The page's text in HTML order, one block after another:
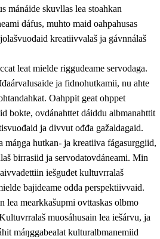
ja ehtalaš diđolašvuohta
ja suokkardanhuovva
mánáide skuvllas lea stoahkan
dáfus, muhto maid oahpahusas
kreatiivvalaš ja gávnnálaš
leat mielde riggudeame servodaga.
ja fidnohutkamii, nu ahte
Oahppit geat ohppet
bokte, ovdánahttet dáiddu albmanahttit
ja divvut ođđa gažaldagaid.
máŋga hutkan- ja kreatiiva fágasurggiid,
birrasiid ja servodatovdáneami. Min
iešguđet kultuvrralaš
bajideame ođđa perspektiivvaid.
lea mearkkašupmi ovttaskas olbmo
muosáhusain lea iešárvu, ja
máŋggabealat kulturalbmanemiid